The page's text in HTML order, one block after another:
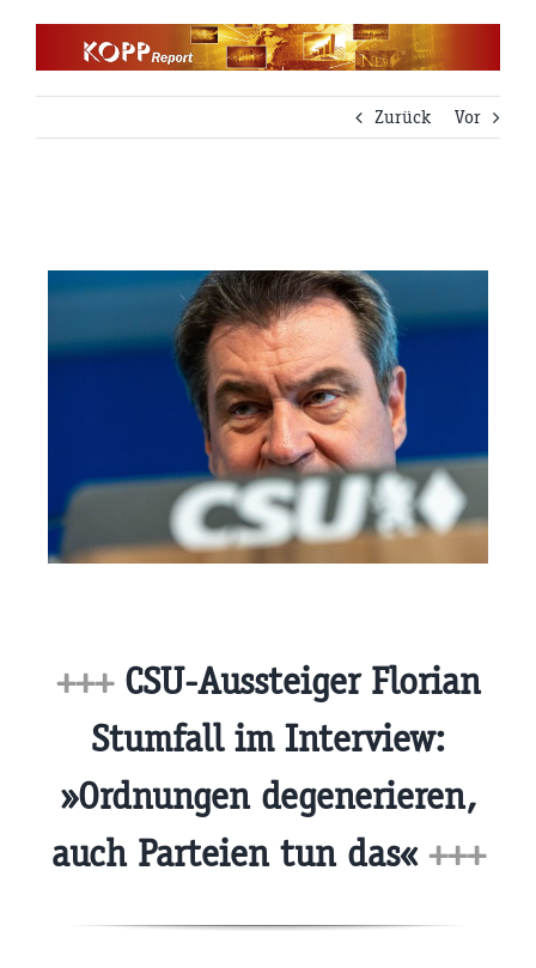
Zurück
Vor
+++CSU-Aussteiger Florian
Stumfall im Interview:
»Ordnungen degenerieren,
auch Parteien tun das« +++